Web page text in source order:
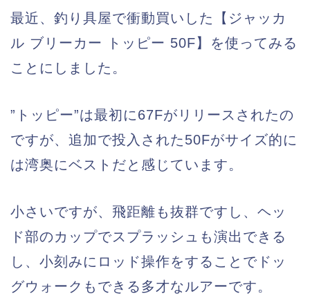
最近、釣り具屋で衝動買いした【ジャッカ
ル ブリーカー トッピー 50F】を使ってみる
ことにしました。
”トッピー”は最初に67Fがリリースされたの
ですが、追加で投入された50Fがサイズ的に
は湾奥にベストだと感じています。
小さいですが、飛距離も抜群ですし、ヘッ
ド部のカップでスプラッシュも演出できる
し、小刻みにロッド操作をすることでドッ
グウォークもできる多才なルアーです。